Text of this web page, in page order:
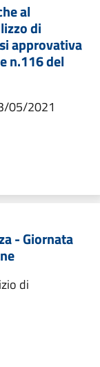
al
di
approvativa
n.116 del
05/2021
- Giornata
di